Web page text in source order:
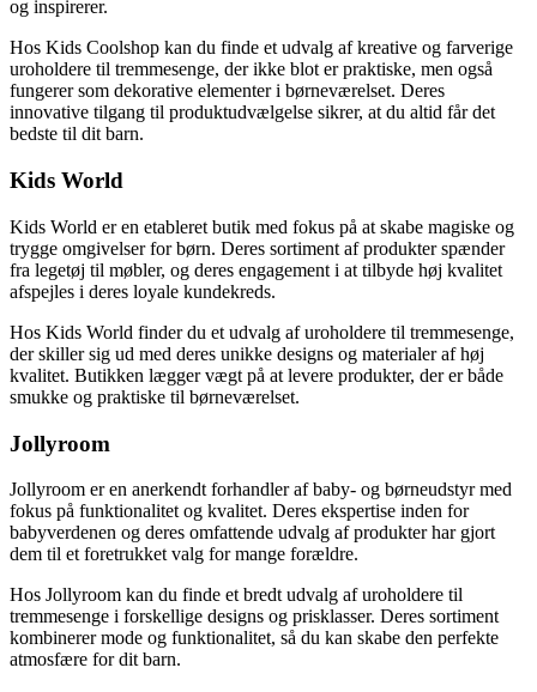
og inspirerer.
Hos Kids Coolshop kan du finde et udvalg af kreative og farverige
uroholdere til tremmesenge, der ikke blot er praktiske, men også
fungerer som dekorative elementer i børneværelset. Deres
innovative tilgang til produktudvælgelse sikrer, at du altid får det
bedste til dit barn.
Kids World
Kids World er en etableret butik med fokus på at skabe magiske og
trygge omgivelser for børn. Deres sortiment af produkter spænder
fra legetøj til møbler, og deres engagement i at tilbyde høj kvalitet
afspejles i deres loyale kundekreds.
Hos Kids World finder du et udvalg af uroholdere til tremmesenge,
der skiller sig ud med deres unikke designs og materialer af høj
kvalitet. Butikken lægger vægt på at levere produkter, der er både
smukke og praktiske til børneværelset.
Jollyroom
Jollyroom er en anerkendt forhandler af baby- og børneudstyr med
fokus på funktionalitet og kvalitet. Deres ekspertise inden for
babyverdenen og deres omfattende udvalg af produkter har gjort
dem til et foretrukket valg for mange forældre.
Hos Jollyroom kan du finde et bredt udvalg af uroholdere til
tremmesenge i forskellige designs og prisklasser. Deres sortiment
kombinerer mode og funktionalitet, så du kan skabe den perfekte
atmosfære for dit barn.